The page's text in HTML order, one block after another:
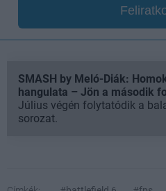
SMASH by Meló-Diák:
hangulata – Jön a második
Július végén folytatódik a
sorozat.